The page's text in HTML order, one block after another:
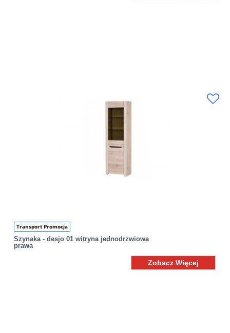
Transport Promocja
Szynaka - desjo 01 witryna jednodrzwiowa
prawa
Zobacz Więcej